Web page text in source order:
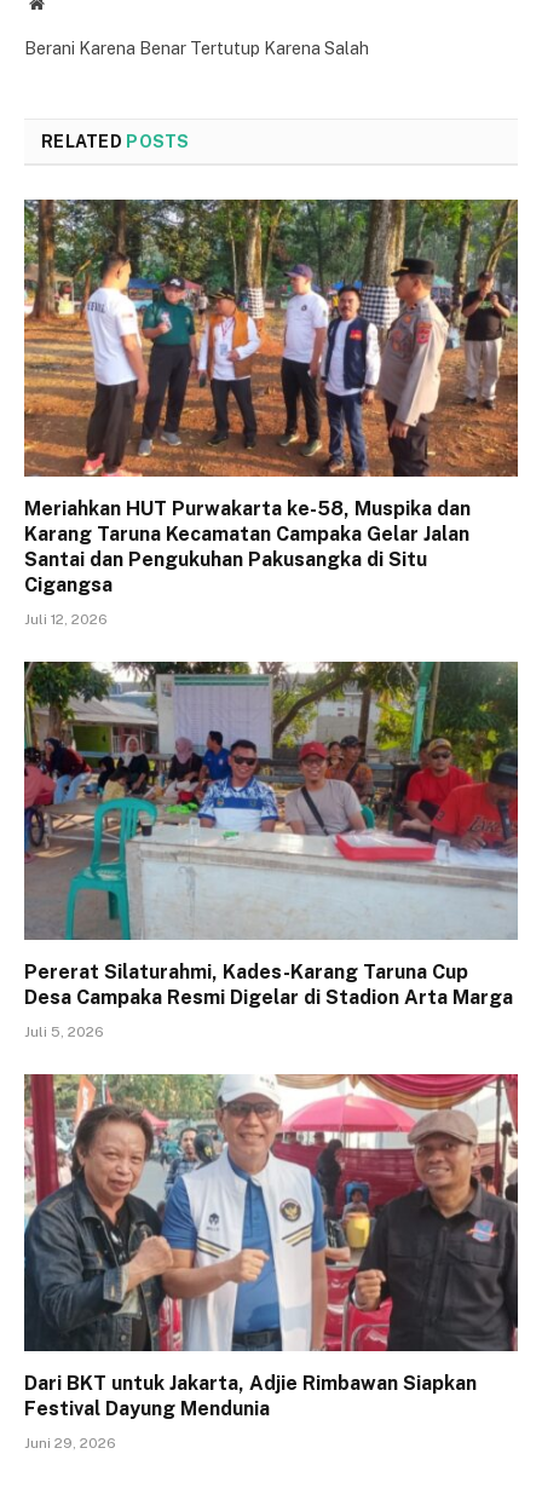
Berani Karena Benar Tertutup Karena Salah
RELATED POSTS
Meriahkan HUT Purwakarta ke-58, Muspika dan
Karang Taruna Kecamatan Campaka Gelar Jalan
Santai dan Pengukuhan Pakusangka di Situ
Cigangsa
Juli 12, 2026
Pererat Silaturahmi, Kades-Karang Taruna Cup
Desa Campaka Resmi Digelar di Stadion Arta Marga
Juli 5, 2026
Dari BKT untuk Jakarta, Adjie Rimbawan Siapkan
Festival Dayung Mendunia
Juni 29, 2026